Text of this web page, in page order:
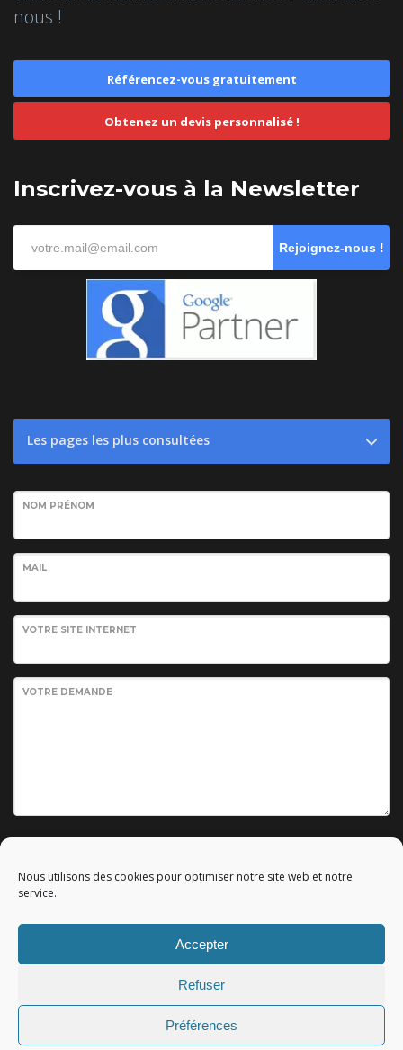
Nous utilisons des cookies pour optimiser notre site web et notre
service.
Accepter
Refuser
Préférences
nous !
Référencez-vous gratuitement
Obtenez un devis personnalisé !
Inscrivez-vous à la Newsletter
Rejoignez-nous !
Les pages les plus consultées
NOM PRÉNOM
MAIL
VOTRE SITE INTERNET
VOTRE DEMANDE
Mentions légales|All rights reserved - Tous droits